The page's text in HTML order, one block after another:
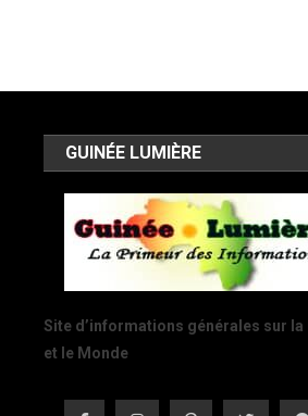
GUINÉE LUMIÈRE
Site d’informations générales sur la
et le Monde